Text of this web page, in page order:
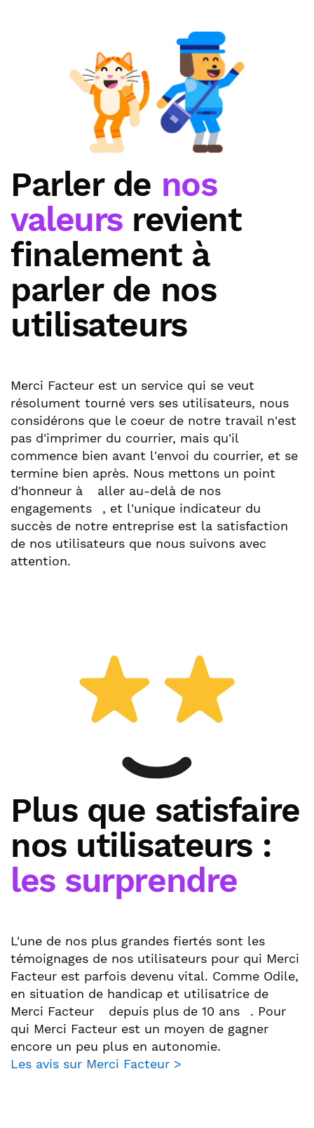
Parler de nos
valeursrevient
finalement à
parler de nos
utilisateurs
Merci Facteur est un service qui se veut
résolument tourné vers ses utilisateurs, nous
considérons que le coeur de notre travail n'est
pas d'imprimer du courrier, mais qu'il
commence bien avant l'envoi du courrier, et se
termine bien après. Nous mettons un point
d'honneur à
aller au-delà de nos
engagements
, et l'unique indicateur du
succès de notre entreprise est la satisfaction
de nos utilisateurs que nous suivons avec
attention.
Plus que satisfaire
nos utilisateurs :
les surprendre
L'une de nos plus grandes fiertés sont les
témoignages de nos utilisateurs pour qui Merci
Facteur est parfois devenu vital. Comme Odile,
en situation de handicap et utilisatrice de
Merci Facteur
depuis plus de 10 ans
. Pour
qui Merci Facteur est un moyen de gagner
encore un peu plus en autonomie.
Les avis sur Merci Facteur >